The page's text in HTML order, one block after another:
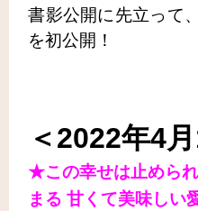
書影公開に先立って
を初公開！
＜2022年4
★この幸せは止めら
まる 甘くて美味しい